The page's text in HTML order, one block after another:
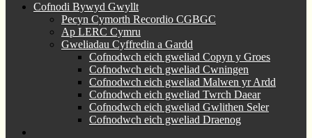
Cofnodi Bywyd Gwyllt
Pecyn Cymorth Recordio CGBGC
Ap LERC Cymru
Gweliadau Cyffredin a Gardd
Cofnodwch eich gweliad Copyn y Groes
Cofnodwch eich gweliad Cwningen
Cofnodwch eich gweliad Malwen yr Ardd
Cofnodwch eich gweliad Twrch Daear
Cofnodwch eich gweliad Gwlithen Seler
Cofnodwch eich gweliad Draenog